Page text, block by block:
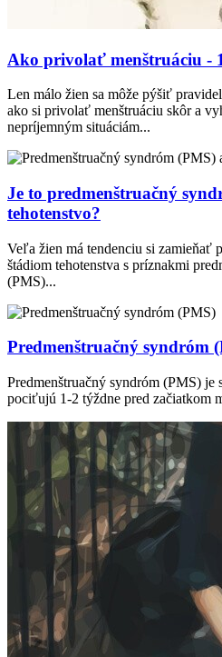
Ako privolať menštruáciu -
Len málo žien sa môže pýšiť
ako si privolať menštruáciu skôr a
nepríjemným situáciám...
Je to predmenštruačný
tehotenstvo?
Veľa žien má tendenciu si zamieňať
štádiom tehotenstva s príznakmi
(PMS)...
Predmenštruačný syndróm
Predmenštruačný syndróm (PMS) je
pociťujú 1-2 týždne pred začiatkom